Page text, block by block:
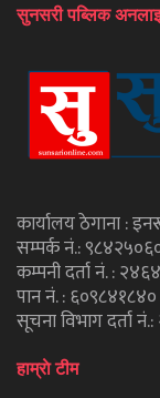
सुनसरी पब्लिक
कार्यालय ठेगाना :
सम्पर्क नं.:
कम्पनी दर्ता नं. :
पान नं. : ६०९८४१८४०
सूचना विभाग दर्ता
हाम्राे टीम